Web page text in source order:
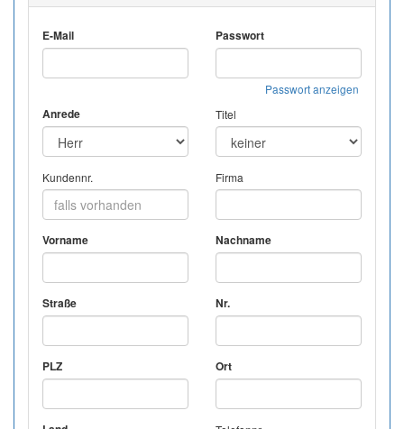
E-Mail Passwort
Passwort anzeigen
Anrede Titel
Kundennr. Firma
Vorname Nachname
Straße Nr.
PLZ Ort